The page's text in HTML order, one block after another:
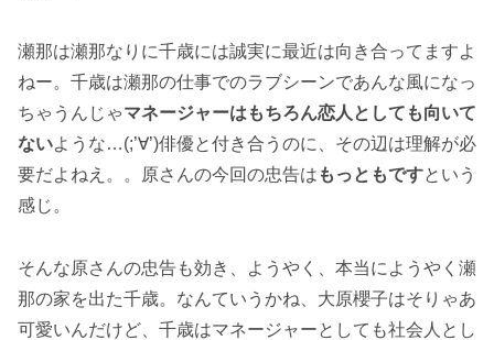
瀬那は瀬那なりに千歳には誠実に最近は向き合ってますよ
ねー。千歳は瀬那の仕事でのラブシーンであんな風になっ
ちゃうんじゃマネージャーはもちろん恋人としても向いて
ないような…(;’∀’)俳優と付き合うのに、その辺は理解が必
要だよねえ。。原さんの今回の忠告は もっともですという
感じ。
そんな原さんの忠告も効き、ようやく、本当にようやく瀬
那の家を出た千歳。なんていうかね、大原櫻子はそりゃあ
可愛いんだけど、千歳はマネージャーとしても社会人とし